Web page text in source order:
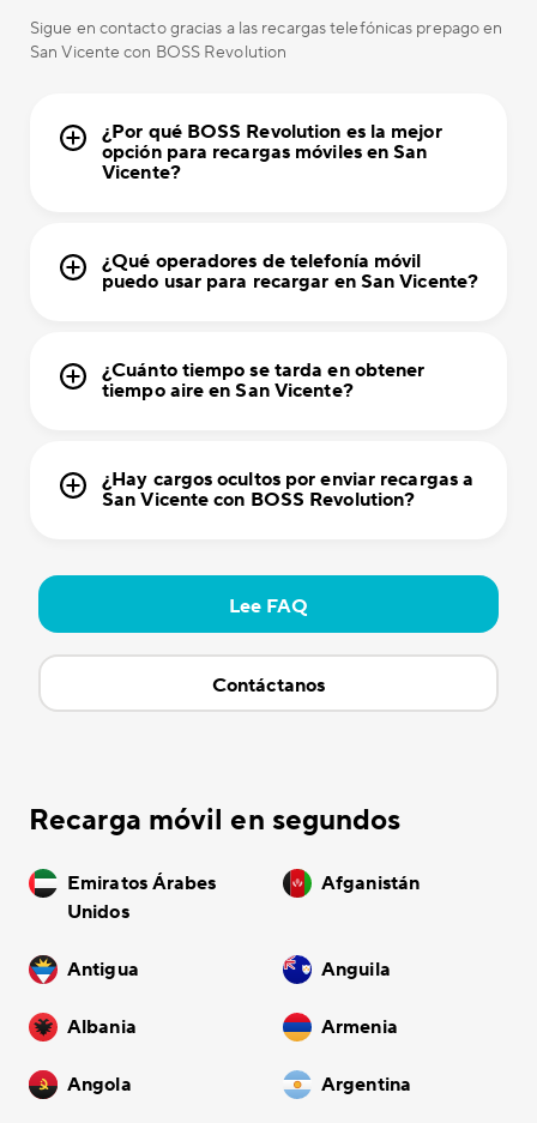
Sigue en contacto gracias a las recargas telefónicas prepago en
San Vicente con BOSS Revolution
¿Por qué BOSS Revolution es la mejor
opción para recargas móviles en San
Vicente?
¿Qué operadores de telefonía móvil
puedo usar para recargar en San Vicente?
¿Cuánto tiempo se tarda en obtener
tiempo aire en San Vicente?
¿Hay cargos ocultos por enviar recargas a
San Vicente con BOSS Revolution?
Lee FAQ
Contáctanos
Recarga móvil en segundos
Emiratos Árabes
Unidos
Afganistán
Antigua Anguila
Albania Armenia
Angola Argentina